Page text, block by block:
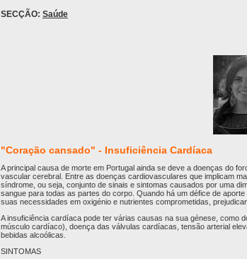
SECÇÃO: Saúde
"Coração cansado" - Insuficiência Cardíaca
A principal causa de morte em Portugal ainda se deve a doenças do
vascular cerebral. Entre as doenças cardiovasculares que implicam
síndrome, ou seja, conjunto de sinais e sintomas causados por uma
sangue para todas as partes do corpo. Quando há um défice de
suas necessidades em oxigénio e nutrientes comprometidas,
A insuficiência cardíaca pode ter várias causas na sua génese, como
músculo cardíaco), doença das válvulas cardíacas, tensão arterial
bebidas alcoólicas.
SINTOMAS